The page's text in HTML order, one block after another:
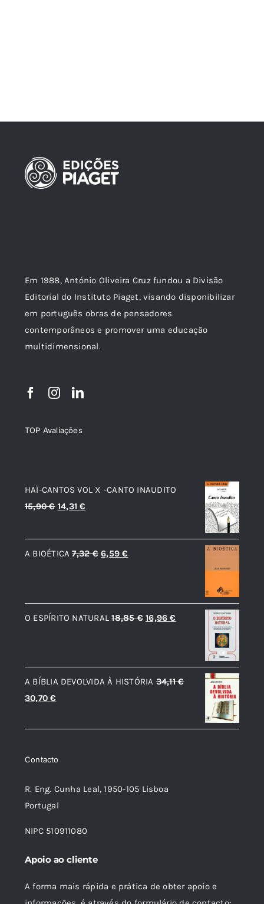
Em 1988, António Oliveira Cruz fundou a Divisão
Editorial do Instituto Piaget, visando disponibilizar
em português obras de pensadores
contemporâneos e promover uma educação
multidimensional.
TOP Avaliações
HAÏ-CANTOS VOL X -CANTO INAUDITO
15,90€ O
original
era:
14,31€
atual
é:
A BIOÉTICA 7,32€ O
era:
7,32 €.
6,59€
é:
6,59 €.
O ESPÍRITO NATURAL 18,85€ O
era:
18,85 €.
16,96€
é:
16,96 €.
A BÍBLIA DEVOLVIDA À HISTÓRIA 34,11€
O
original
34,11 €.
30,70€
atual
30,70 €.
Contacto
R. Eng. Cunha Leal, 1950-105 Lisboa
Portugal
NIPC 510911080
Apoio ao cliente
A forma mais rápida e prática de obter apoio e